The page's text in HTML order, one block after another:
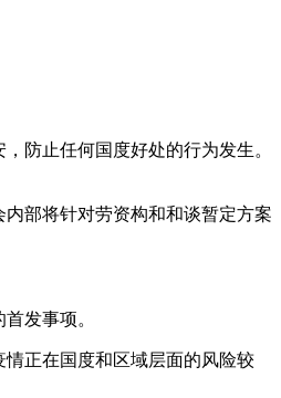
防止任何国度好处的行为发生。
部将针对劳资构和和谈暂定方案
发事项。
正在国度和区域层面的风险较